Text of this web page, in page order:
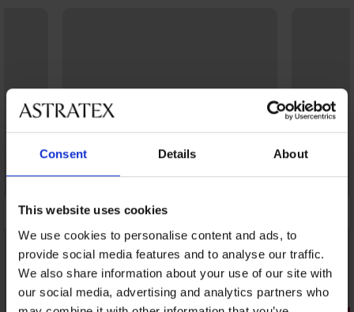
Consent Details About
This website uses cookies
We use cookies to personalise content and ads, to
provide social media features and to analyse our traffic.
We also share information about your use of our site with
our social media, advertising and analytics partners who
Sale